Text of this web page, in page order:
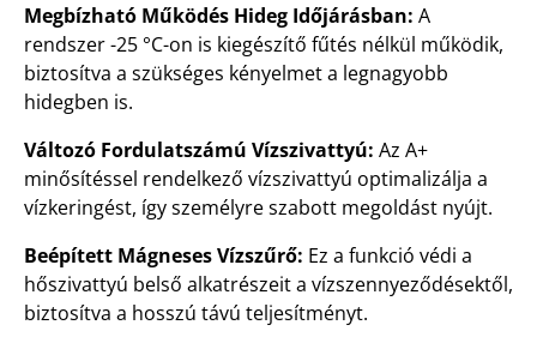
Megbízható Működés Hideg Időjárásban: A
rendszer -25 °C-on is kiegészítő fűtés nélkül működik,
biztosítva a szükséges kényelmet a legnagyobb
hidegben is.
Változó Fordulatszámú Vízszivattyú: Az A+
minősítéssel rendelkező vízszivattyú optimalizálja a
vízkeringést, így személyre szabott megoldást nyújt.
Beépített Mágneses Vízszűrő: Ez a funkció védi a
hőszivattyú belső alkatrészeit a vízszennyeződésektől,
biztosítva a hosszú távú teljesítményt.